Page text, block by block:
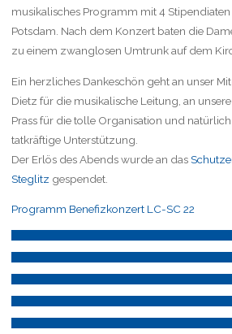
musikalisches Programm mit 4
Potsdam. Nach dem Konzert baten die
zu einem zwanglosen Umtrunk auf dem
Ein herzliches Dankeschön geht an unser
Dietz für die musikalische Leitung, an
Prass für die tolle Organisation und
tatkräftige Unterstützung.
Der Erlös des Abends wurde an das
Steglitz gespendet.
Programm Benefizkonzert LC-SC 22